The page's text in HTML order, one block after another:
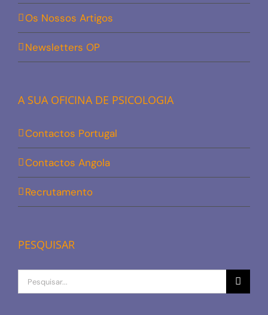
Os Nossos Artigos
Newsletters OP
A SUA OFICINA DE PSICOLOGIA
Contactos Portugal
Contactos Angola
Recrutamento
PESQUISAR
Procurar
por